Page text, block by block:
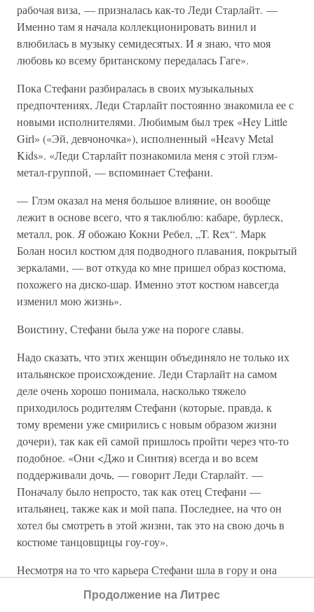
рабочая виза, — призналась как-то Леди Старлайт. —
Именно там я начала коллекционировать винил и
влюбилась в музыку семидесятых. И язнаю, что моя
любовь ко всему британскому передалась Гаге».
Пока Стефани разбиралась в своих музыкальных
предпочтениях, Леди Старлайт постоянно знакомила ее с
новыми исполнителями. Любимым был трек «Hey Little
Girl» («Эй, девчоночка»), исполненный «Heavy Metal
Kids». «Леди Старлайт познакомила меня с этой глэм-
метал-группой, — вспоминает Стефани.
— Глэм оказал на меня большое влияние, он вообще
лежит в основе всего, что я таклюблю: кабаре, бурлеск,
металл, рок. Яобожаю Кокни Ребел, „T. Rex“. Марк
Болан носил костюм для подводного плавания, покрытый
зеркалами, — вот откуда ко мне пришел образ костюма,
похожего на диско-шар. Именно этот костюм навсегда
изменил мою жизнь».
Воистину, Стефани была уже на пороге славы.
Надо сказать, что этих женщин объединяло не только их
итальянское происхождение. Леди Старлайт на самом
деле очень хорошо понимала, насколько тяжело
приходилось родителям Стефани (которые, правда, к
тому времени уже смирились с новым образом жизни
дочери), так как ей самой пришлось пройти через что-то
подобное. «Они <Джо и Синтия) всегда и во всем
поддерживали дочь, — говорит Леди Старлайт. —
Поначалу было непросто, так как отец Стефани —
итальянец, также как и мой папа. Последнее, на что он
хотел бы смотреть в этой жизни, так это на свою дочь в
костюме танцовщицы гоу-гоу».
Несмотря на то что карьера Стефани шла в гору и она
ее сценических костюмах и повседневных нарядах это
Продолжение на Литрес